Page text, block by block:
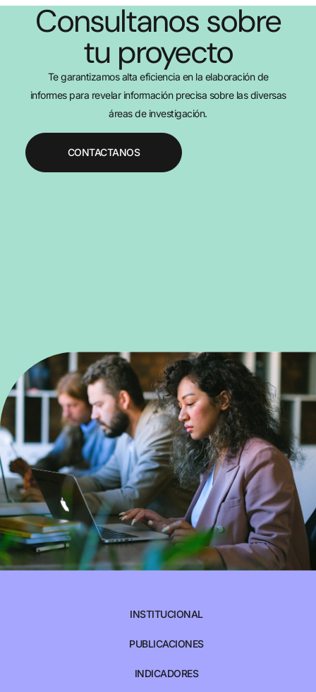
Consultanos sobre
tu proyecto
Te garantizamos alta eficiencia en la elaboración de
informes para revelar información precisa sobre las diversas
áreas de investigación.
CONTACTANOS
INSTITUCIONAL
PUBLICACIONES
INDICADORES